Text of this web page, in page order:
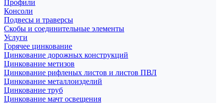
Профили
Консоли
Подвесы и траверсы
Скобы и соединительные элементы
Услуги
Горячее цинкование
Цинкование дорожных конструкций
Цинкование метизов
Цинкование рифленых листов и листов ПВЛ
Цинкование металлоизделий
Цинкование труб
Цинкование мачт освещения